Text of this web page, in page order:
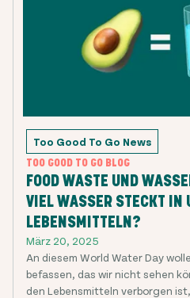
Too Good To Go News
TOO GOOD TO GO BLOG
FOOD WASTE UND
VIEL WASSER STECKT IN
LEBENSMITTELN?
März 20, 2025
An diesem World Water Day
befassen, das wir nicht sehen
den Lebensmitteln verborgen